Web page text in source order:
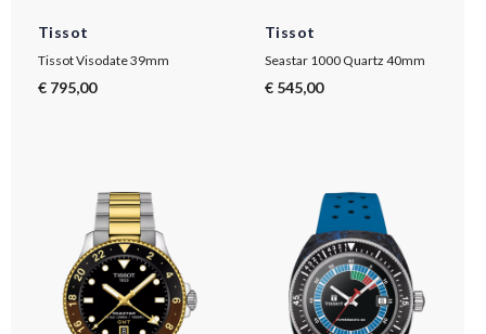
Tissot
Tissot Visodate 39mm
€ 795,00
Tissot
Seastar 1000 Quartz 40mm
€ 545,00